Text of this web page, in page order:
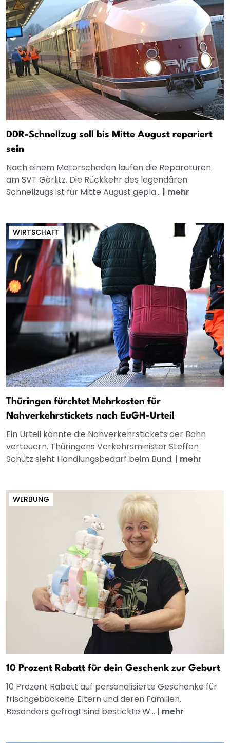
DDR-Schnellzug soll bis Mitte August repariert
sein
Nach einem Motorschaden laufen die Reparaturen
am SVT Görlitz. Die Rückkehr des legendären
Schnellzugs ist für Mitte August gepla... | mehr
WIRTSCHAFT
Thüringen fürchtet Mehrkosten für
Nahverkehrstickets nach EuGH-Urteil
Ein Urteil könnte die Nahverkehrstickets der Bahn
verteuern. Thüringens Verkehrsminister Steffen
Schütz sieht Handlungsbedarf beim Bund. | mehr
WERBUNG
10 Prozent Rabatt für dein Geschenk zur Geburt
10 Prozent Rabatt auf personalisierte Geschenke für
frischgebackene Eltern und deren Familien.
Besonders gefragt sind bestickte W... | mehr